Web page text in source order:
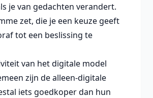
je van gedachten verandert.
zet, die je een keuze geeft
tot een beslissing te
van het digitale model
zijn de alleen-digitale
iets goedkoper dan hun